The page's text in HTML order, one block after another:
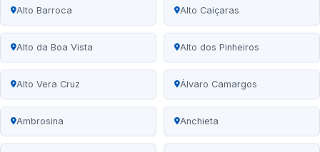
Alto Barroca Alto Caiçaras
Alto da Boa Vista Alto dos Pinheiros
Alto Vera Cruz Álvaro Camargos
Ambrosina Anchieta